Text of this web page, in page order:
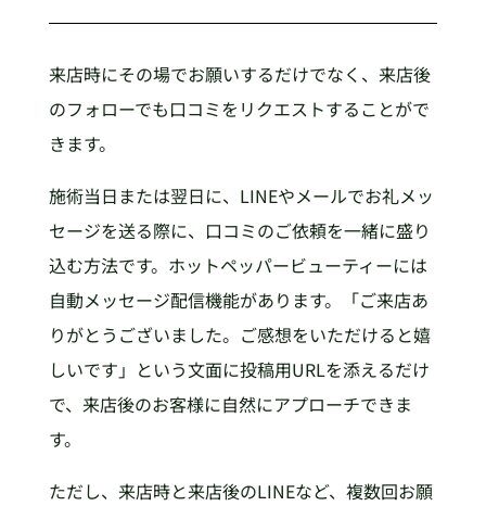
来店時にその場でお願いするだけでなく、来店後
のフォローでも口コミをリクエストすることがで
きます。
施術当日または翌日に、LINEやメールでお礼メッ
セージを送る際に、口コミのご依頼を一緒に盛り
込む方法です。ホットペッパービューティーには
自動メッセージ配信機能があります。「ご来店あ
りがとうございました。ご感想をいただけると嬉
しいです」という文面に投稿用URLを添えるだけ
で、来店後のお客様に自然にアプローチできま
す。
ただし、来店時と来店後のLINEなど、複数回お願